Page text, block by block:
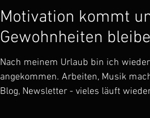
Motivation kommt
Gewohnheiten
Nach meinem Urlaub bin ich
angekommen. Arbeiten, Musik
Blog, Newsletter - vieles läuft